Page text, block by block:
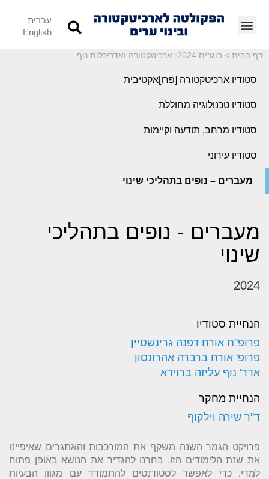
עברית
English
דף הבית > בוגרים 2024: ארכיטקטורה ואדריכלות נוף
סטודיו ארכיטקטורה [פרו]אקטיבית
סטודיו טכנולוגיה מחוללת
סטודיו מרחב, תודעה וקיימות
סטודיו עירוני
מעברים – נופים בתהליכי שינוי
מעברים - נופים בתהליכי
שינוי
2024
פרויקט הגמר השנה משקף את המורכבות והאתגרים שאיפיינו
את שנת הלימודים הזו. בחרנו להגדיר את הנושא באופן פתוח
למדי, כדי לאפשר לסטודנטים להתמודד עם מגוון הבעיות
הנחיית סטודיו
פרופ"ח אורח דפנה גרינשטיין
פרופ' אורח ברברה אהרונסון
אדר' נוף עליזה ברוידא
הנחיית מחקר
ד"ר שירה וילקוף